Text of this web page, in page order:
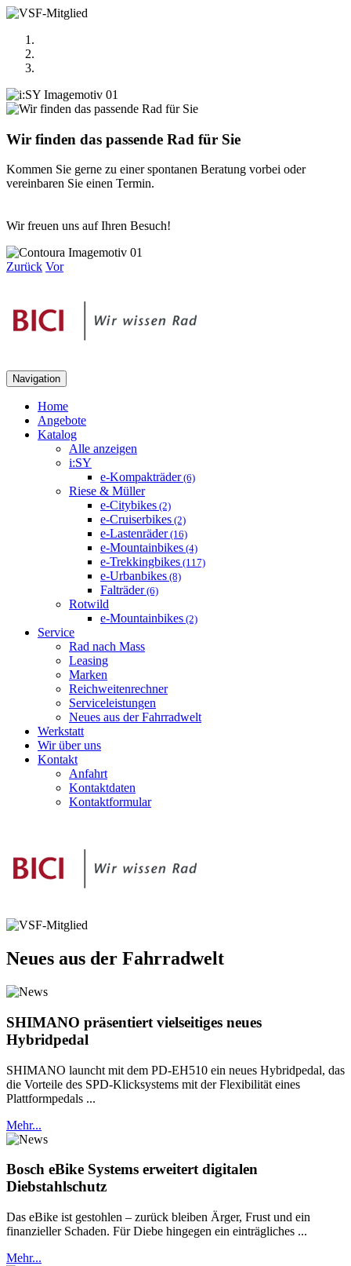
Wir finden das passende Rad für Sie
Kommen Sie gerne zu einer spontanen Beratung vorbei oder
vereinbaren Sie einen Termin.
Wir freuen uns auf Ihren Besuch!
Zurück Vor
Navigation
Home
Angebote
Katalog
Alle anzeigen
i:SY
e-Kompakträder(6)
Riese & Müller
e-Citybikes (2)
e-Cruiserbikes (2)
e-Lastenräder(16)
e-Mountainbikes (4)
e-Trekkingbikes (117)
e-Urbanbikes (8)
Falträder(6)
Rotwild
e-Mountainbikes (2)
Service
Rad nach Mass
Leasing
Marken
Reichweitenrechner
Serviceleistungen
Neues aus der Fahrradwelt
Werkstatt
Wir über uns
Kontakt
Anfahrt
Kontaktdaten
Kontaktformular
Neues aus der Fahrradwelt
SHIMANO präsentiert vielseitiges neues
Hybridpedal
SHIMANO launcht mit dem PD-EH510 ein neues Hybridpedal, das
die Vorteile des SPD-Klicksystems mit der Flexibilität eines
Plattformpedals ...
Mehr...
Bosch eBike Systems erweitert digitalen
Diebstahlschutz
Das eBike ist gestohlen – zurück bleiben Ärger, Frust und ein
finanzieller Schaden. Für Diebe hingegen ein einträgliches ...
Mehr...